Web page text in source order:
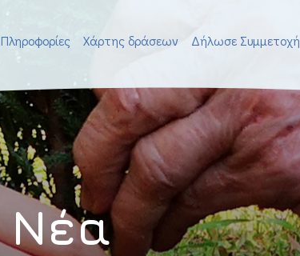
Πληροφορίες Χάρτης δράσεων Δήλωσε Συμμετοχή
Νέα